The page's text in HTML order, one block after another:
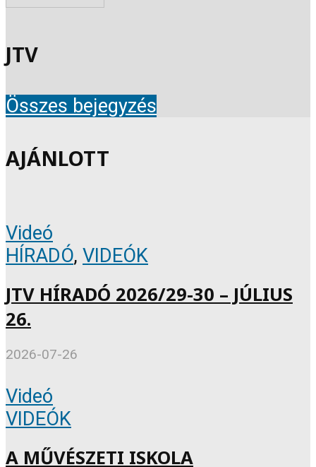
JTV
Összes bejegyzés
AJÁNLOTT
Videó
HÍRADÓ, VIDEÓK
JTV HÍRADÓ 2026/29-30 – JÚLIUS
26.
2026-07-26
Videó
VIDEÓK
A MŰVÉSZETI ISKOLA